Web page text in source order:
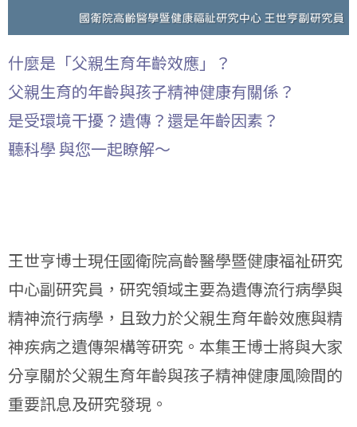
什麼是「父親生育年齡效應」？
父親生育的年齡與孩子精神健康有關係？
是受環境干擾？遺傳？還是年齡因素？
聽科學 與您一起瞭解～
王世亨博士現任國衛院高齡醫學暨健康福祉研究
中心副研究員，研究領域主要為遺傳流行病學與
精神流行病學，且致力於父親生育年齡效應與精
神疾病之遺傳架構等研究。本集王博士將與大家
分享關於父親生育年齡與孩子精神健康風險間的
重要訊息及研究發現。